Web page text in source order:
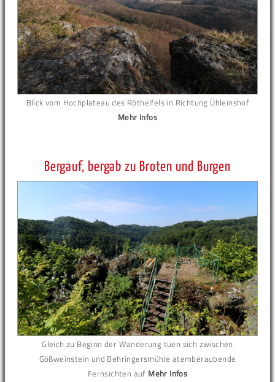
Blick vom Hochplateau des Röthelfels in Richtung Ühleinshof
Mehr Infos
Bergauf, bergab zu Broten und Burgen
Gleich zu Beginn der Wanderung tuen sich zwischen
Gößweinstein und Behringersmühle atemberaubende
Fernsichten auf Mehr Infos